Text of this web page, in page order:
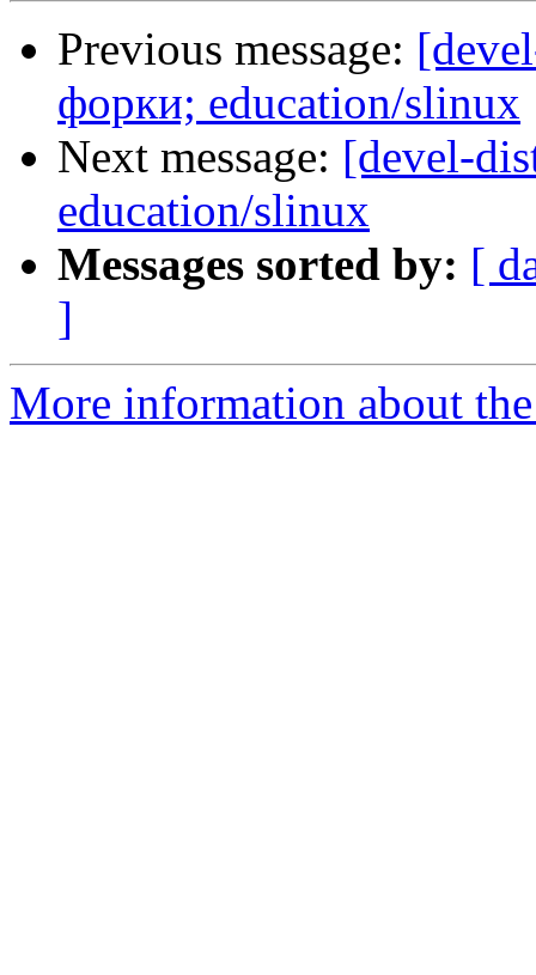
Previous message:
форки; education/slinux
Next message: [devel-
education/slinux
Messages sorted by: [
]
More information about